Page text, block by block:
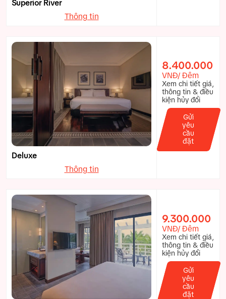
Superior River
Thông tin
Deluxe
Thông tin
8.400.000
VNĐ/ Đêm
Xem chi tiết giá,
thông tin & điều
kiện hủy đổi
Gửi
yêu
cầu
đặt
9.300.000
VNĐ/ Đêm
Xem chi tiết giá,
thông tin & điều
kiện hủy đổi
Gửi
yêu
cầu
đặt